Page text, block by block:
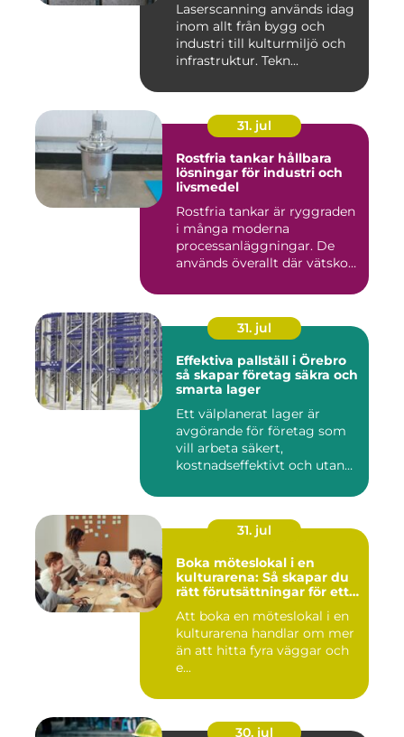
Laserscanning används idag
inom allt från bygg och
industri till kulturmiljö och
infrastruktur. Tekn...
31. jul
Rostfria tankar hållbara
lösningar för industri och
livsmedel
Rostfria tankar är ryggraden
i många moderna
processanläggningar. De
används överallt där vätskor,
31. jul
Effektiva pallställ i Örebro
så skapar företag säkra och
smarta lager
Ett välplanerat lager är
avgörande för företag som
vill arbeta säkert,
kostnadseffektivt och utan
31. jul
Boka möteslokal i en
kulturarena: Så skapar du
rätt förutsättningar för ett
Att boka en möteslokal i en
kulturarena handlar om mer
än att hitta fyra väggar och
e...
30. jul